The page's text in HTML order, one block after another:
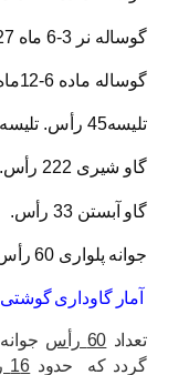
گوساله نر 3-6 ماه 27 رأس.
گوساله ماده 6-12ماه 54 رأس.
تلیسه45 رأس. تلیسه آبستن 52 رأس.
گاو شیری 222 رأس.
گاو آبستن 33 رأس.
جوانه پلواری 60 رأس.
آمار گاوداری
تعداد 60 رأس
گردد که حدود
16 رأس